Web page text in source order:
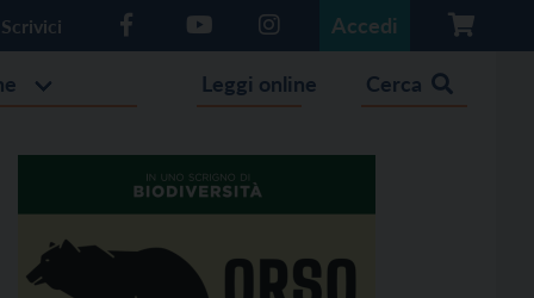
Scrivici Accedi
Leggi online Cerca